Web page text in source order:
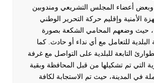
أعضاء المجلس التشريعي ومندوبين
الأمنية وإقليم حركة التحرير الوطني
، حيث وضعهم المحامي الشكعة بصورة
البلدية للتعامل مع أي نداء أو حادث. كما
التابعة للبلدية على التواصل مع غرفة
التي تم تشكيلها من قبل المحافظة وبقية
في المدينة، حيث تم الاستجابة لكافة